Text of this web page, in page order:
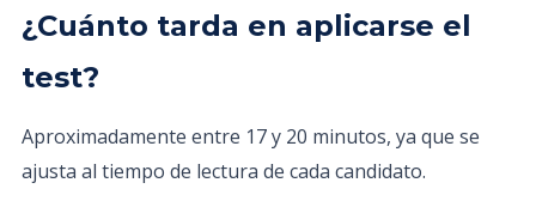
¿Cuánto tarda en aplicarse el
test?
Aproximadamente entre 17 y 20 minutos, ya que se
ajusta al tiempo de lectura de cada candidato.